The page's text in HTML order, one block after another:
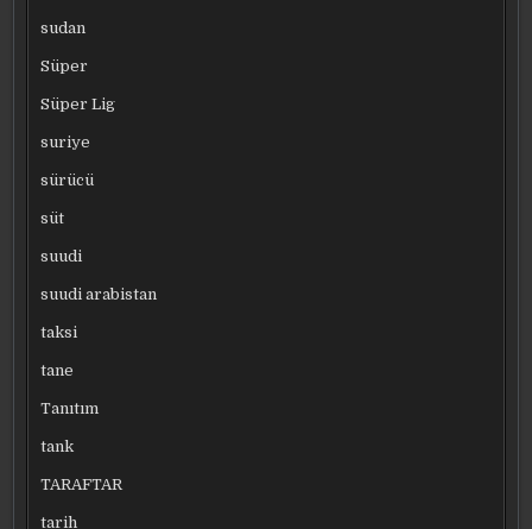
sudan
Süper
Süper Lig
suriye
sürücü
süt
suudi
suudi arabistan
taksi
tane
Tanıtım
tank
TARAFTAR
tarih